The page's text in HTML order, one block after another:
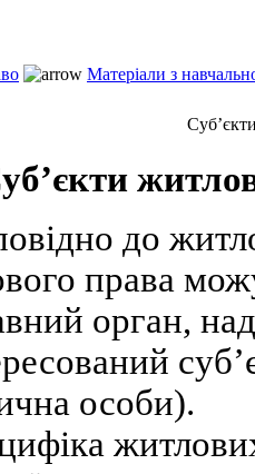
Матеріали з
до
права
орган,
особи).